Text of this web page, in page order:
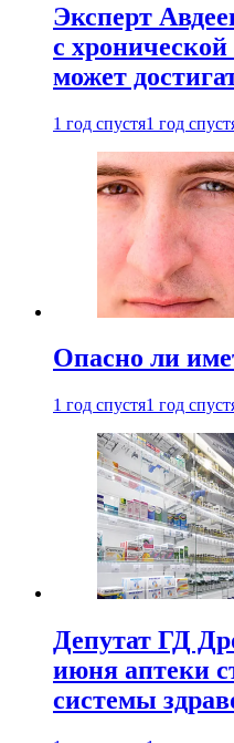
Эксперт
с
может
1 год спустя1 год
Опасно ли
1 год спустя1 год
Депутат ГД
июня аптеки
системы